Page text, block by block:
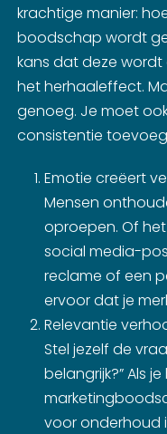
krachtige manier:
boodschap wordt
kans dat deze wordt
het herhaaleffect.
genoeg. Je moet
consistentie
Emotie creëert
Mensen
oproepen. Of
social media-
reclame of een
ervoor dat je
Relevantie
Stel jezelf de
belangrijk?” Als
voor onderhoud